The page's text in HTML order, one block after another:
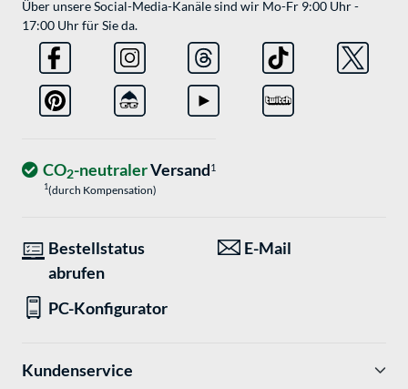
Über unsere Social-Media-Kanäle sind wir Mo-Fr 9:00 Uhr -
17:00 Uhr für Sie da.
CO2-neutralerVersand1
1(durch Kompensation)
Bestellstatus
abrufen
E-Mail
PC-Konfigurator
Kundenservice